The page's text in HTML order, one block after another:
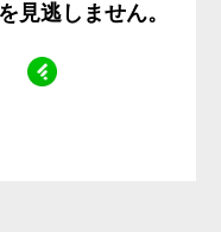
見逃しません。